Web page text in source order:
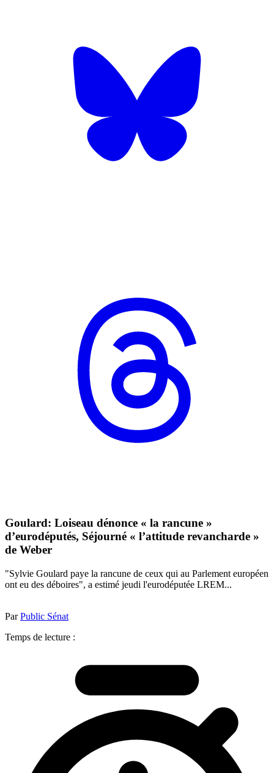
Goulard: Loiseau dénonce « la rancune »
d’eurodéputés, Séjourné « l’attitude revancharde »
de Weber
"Sylvie Goulard paye la rancune de ceux qui au Parlement européen
ont eu des déboires", a estimé jeudi l'eurodéputée LREM...
ParPublic Sénat
Temps de lecture :